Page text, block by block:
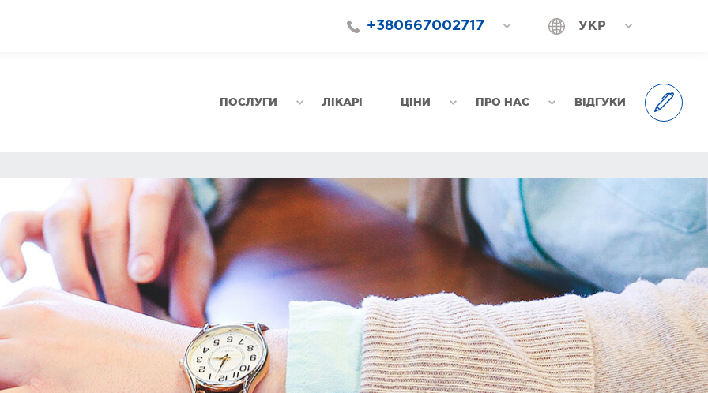
+380667002717 УКР
ПОСЛУГИ ЛІКАРІ ЦІНИ ПРО НАС ВІДГУКИ